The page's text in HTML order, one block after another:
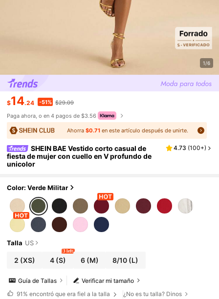
1/6
$14.24 -51% $29.09
Paga ahora, o en 4 pagos de $3.56
Ahorra $0.71en este artículo después de unirte.
SHEIN BAE Vestido corto casual de
fiesta de mujer con cuello en V profundo de
unicolor
4.73 (100+)
Color: Verde Militar
Talla US
2 (XS) 4(S)
3 left
6(M) 8/10 (L)
Verificar mi tamaño
Guía de Tallas
91% encontró que era fiel a la talla ¿No es tu talla? Dinos